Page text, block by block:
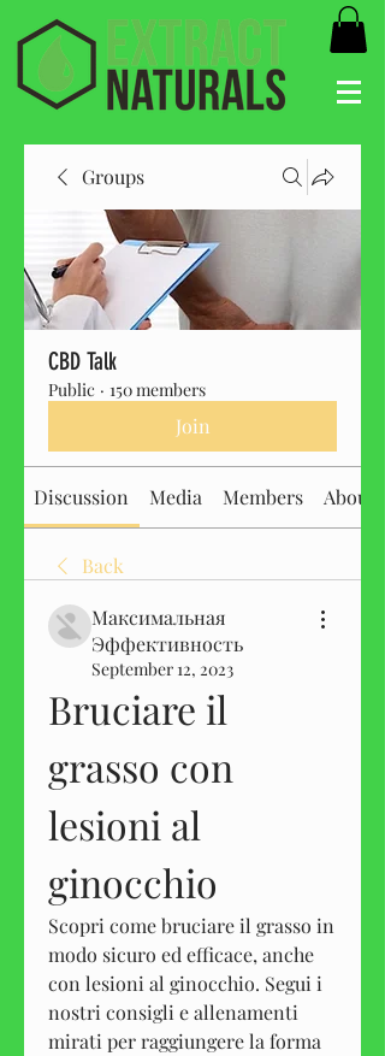
Groups
CBD Talk
Public · 150 members
Join
Discussion Media Members About
Back
Максимальная
Эффективность
September 12, 2023
Bruciare il
grasso con
lesioni al
ginocchio
Scopri come bruciare il grasso in
modo sicuro ed efficace, anche
con lesioni al ginocchio. Segui i
nostri consigli e allenamenti
mirati per raggiungere la forma